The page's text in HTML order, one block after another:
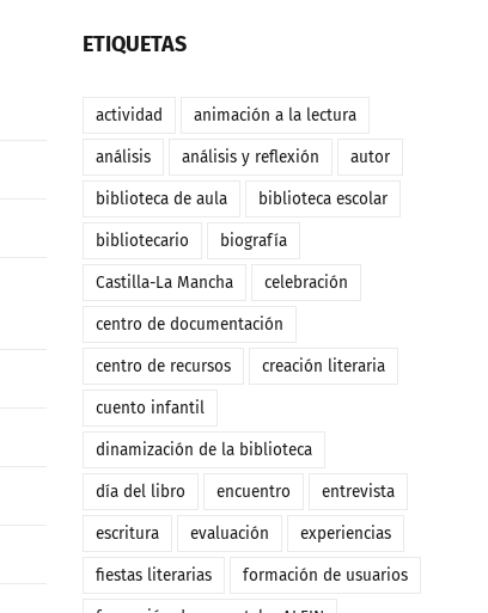
ETIQUETAS
actividad animación a la lectura
análisis análisis y reflexión autor
biblioteca de aula biblioteca escolar
bibliotecario biografía
Castilla-La Mancha celebración
centro de documentación
centro de recursos creación literaria
cuento infantil
dinamización de la biblioteca
día del libro encuentro entrevista
escritura evaluación experiencias
fiestas literarias formación de usuarios